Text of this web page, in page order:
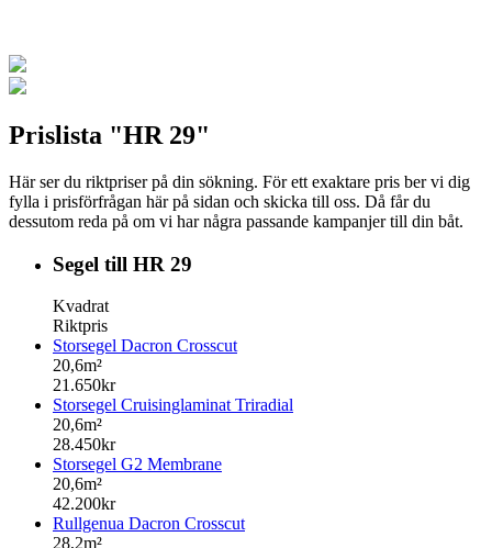
Prislista "HR 29"
Här ser du riktpriser på din sökning. För ett exaktare pris ber vi dig
fylla i prisförfrågan här på sidan och skicka till oss. Då får du
dessutom reda på om vi har några passande kampanjer till din båt.
Segel till HR 29
Kvadrat
Riktpris
Storsegel Dacron Crosscut
20,6m²
21.650kr
Storsegel Cruisinglaminat Triradial
20,6m²
28.450kr
Storsegel G2 Membrane
20,6m²
42.200kr
Rullgenua Dacron Crosscut
28,2m²